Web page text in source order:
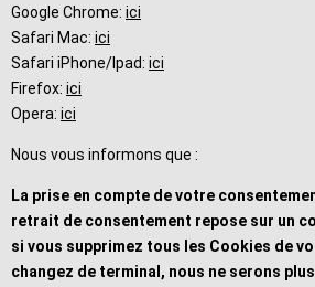
Google Chrome: ici
Safari Mac: ici
Safari iPhone/Ipad: ici
Firefox: ici
Opera: ici
Nous vous informons que :
La prise en compte de votre
retrait de consentement repose sur un
si vous supprimez tous les Cookies de
changez de terminal, nous ne serons